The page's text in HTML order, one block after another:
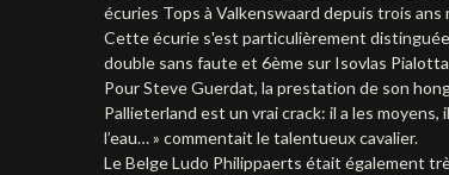
écuries Tops à Valkenswaard depuis trois ans
Cette écurie s'est particulièrement distinguée
double sans faute et 6ème sur Isovlas
Pour Steve Guerdat, la prestation de son
Pallieterland est un vrai crack: il a les
l’eau… » commentait le talentueux cavalier.
Le Belge Ludo Philippaerts était également